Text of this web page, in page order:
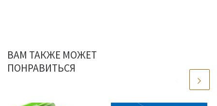
ВАМ ТАКЖЕ МОЖЕТ
ПОНРАВИТЬСЯ